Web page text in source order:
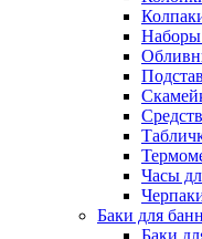
Наборы
Часы
Баки для
Баки